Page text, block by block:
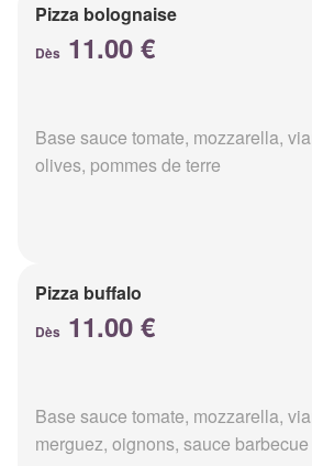
Pizza bolognaise
Dès 11.00 €
Base sauce tomate, mozzarella,
olives, pommes de terre
Pizza buffalo
Dès 11.00 €
Base sauce tomate, mozzarella,
merguez, oignons, sauce barbecue